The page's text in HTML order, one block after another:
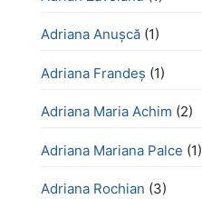
Adriana Anușcă (1)
Adriana Frandeș (1)
Adriana Maria Achim (2)
Adriana Mariana Palce (1)
Adriana Rochian (3)